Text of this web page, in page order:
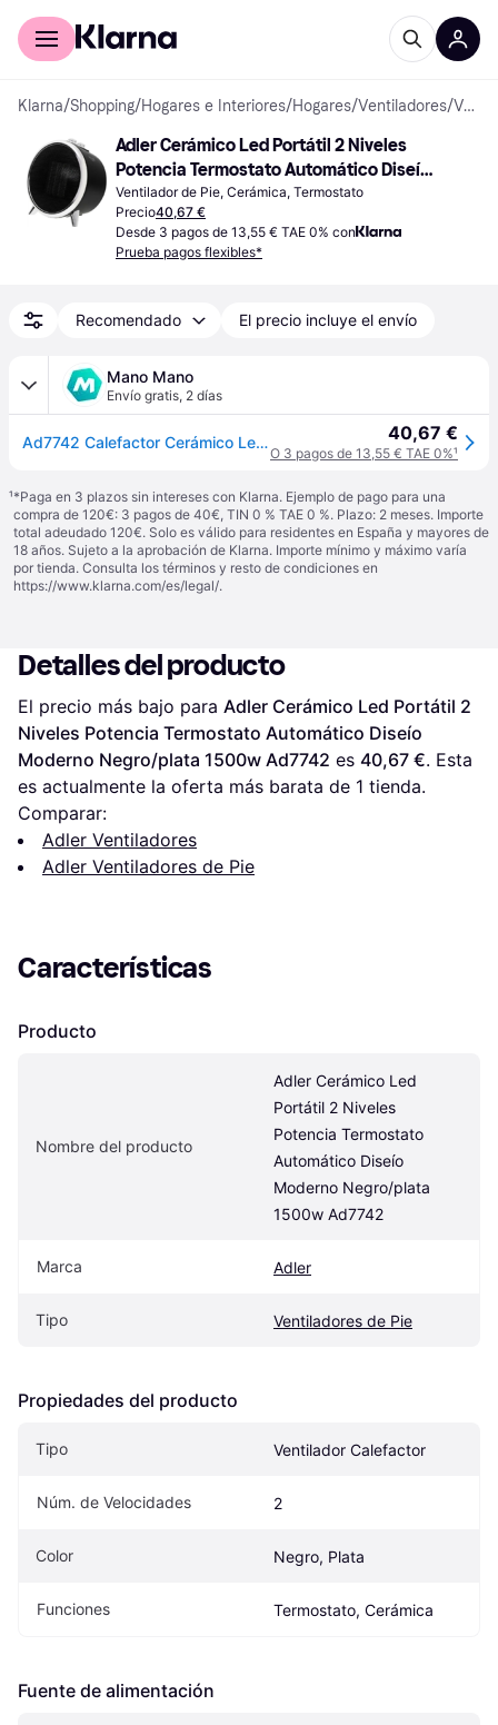
Comprar con Klarna
Klarna/Shopping/Hogares e Interiores/Hogares/Ventiladores/ Ventiladores de Pie
Adler Cerámico Led Portátil 2 Niveles
Potencia Termostato Automático Diseío
Moderno Negro/plata 1500w Ad7742
Ventilador de Pie, Cerámica, Termostato
Precio40,67 €
Desde 3 pagos de 13,55 € TAE 0% con
Prueba pagos flexibles*
Recomendado El precio incluye el envío
Mano Mano
Envío gratis, 2 días
Ad7742 Calefactor Cerámico Led, Portátil, 2 Niveles Potencia, Termostato Automático, Diseño Moderno 1500w Negro/plata - Adler 40,67 €
O 3 pagos de 13,55 € TAE 0%¹
¹*Paga en 3 plazos sin intereses con Klarna. Ejemplo de pago para una
compra de 120€: 3 pagos de 40€, TIN 0 % TAE 0 %. Plazo: 2 meses. Importe
total adeudado 120€. Solo es válido para residentes en España y mayores de
18 años. Sujeto a la aprobación de Klarna. Importe mínimo y máximo varía
por tienda. Consulta los términos y resto de condiciones en
https://www.klarna.com/es/legal/.
Detalles del producto
El precio más bajo para Adler Cerámico Led Portátil 2
Niveles Potencia Termostato Automático Diseío
Moderno Negro/plata 1500w Ad7742 es 40,67 €. Esta
es actualmente la oferta más barata de 1 tienda.
Comparar:
Adler Ventiladores
Adler Ventiladores de Pie
Características
Producto
Nombre del producto
Adler Cerámico Led
Portátil 2 Niveles
Potencia Termostato
Automático Diseío
Moderno Negro/plata
1500w Ad7742
Marca Adler
Tipo Ventiladores de Pie
Propiedades del producto
Tipo Ventilador Calefactor
Núm. de Velocidades 2
Color Negro, Plata
Funciones Termostato, Cerámica
Fuente de alimentación